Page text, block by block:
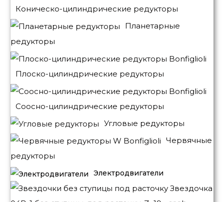
Коническо-цилиндрические редукторы
Планетарные
редукторы
Плоско-цилиндрические редукторы
Соосно-цилиндрические редукторы
Угловые редукторы
Червячные
редукторы
Электродвигатели